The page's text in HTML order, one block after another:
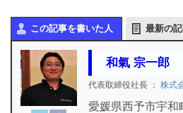
この記事を書いた人 最新の
和氣 宗一郎
代表取締役社長 ： 株式
愛媛県西予市宇和